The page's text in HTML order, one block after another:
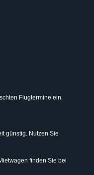
Flugtermine ein.
günstig. Nutzen Sie
finden Sie bei